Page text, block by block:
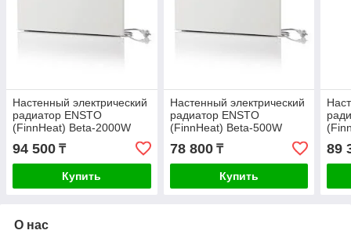
Настенный электрический
радиатор ENSTO
(FinnHeat) Beta-2000W
94 500 ₸
Купить
Настенный электрический
радиатор ENSTO
(FinnHeat) Beta-500W
78 800₸
Купить
89
О нас